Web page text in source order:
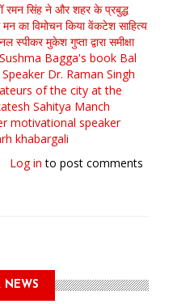
रमन सिंह ने और शहर के प्रबुद्ध
का विमोचन किया वेंकटेश साहित्य
स्पीकर मुकेश गुप्ता द्वारा समीक्षा
Bagga's book Bal
Dr. Raman Singh
of the city at the
Sahitya Manch
motivational speaker
khabargali
Log in to post comments
NEWS